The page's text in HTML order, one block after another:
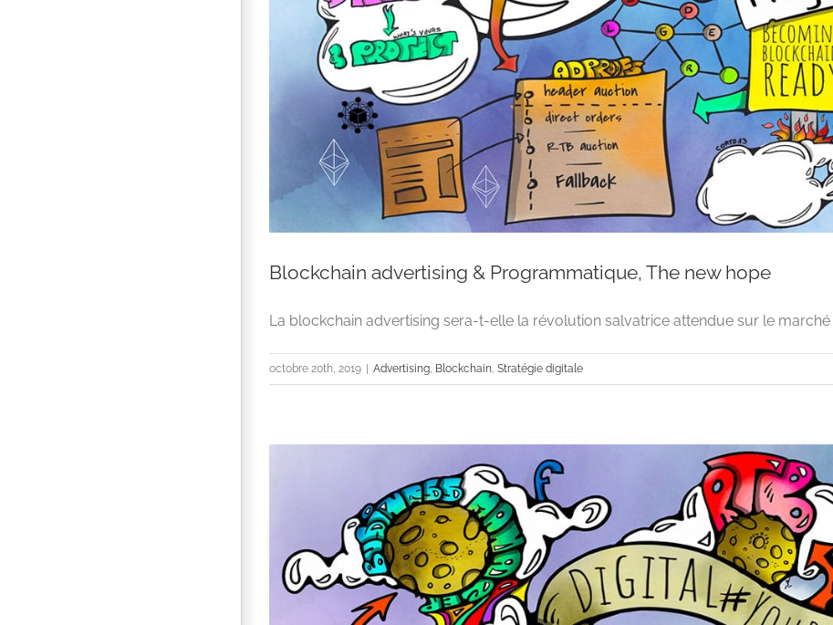
Blockchain advertising & Programmatique,
Advertising Blockchain Stratégie
Blockchain advertising & Programmatique, The new hope
La blockchain advertising sera-t-elle la révolution salvatrice attendue sur le marché
octobre 20th, 2019 Advertising, Blockchain, Stratégie digitale